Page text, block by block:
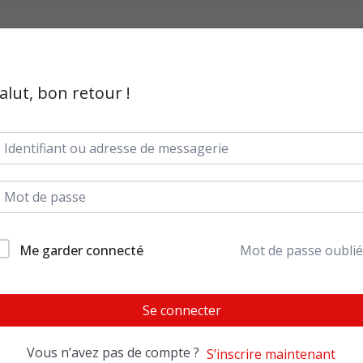
bon retour !
Me garder connecté Mot de passe
Se connecter
Vous n’avez pas de compte ? S’inscrire maintenant